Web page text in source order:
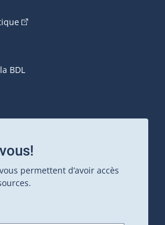
(Cet hyperlien externe s'ouvrira
BDL
permettent d’avoir accès